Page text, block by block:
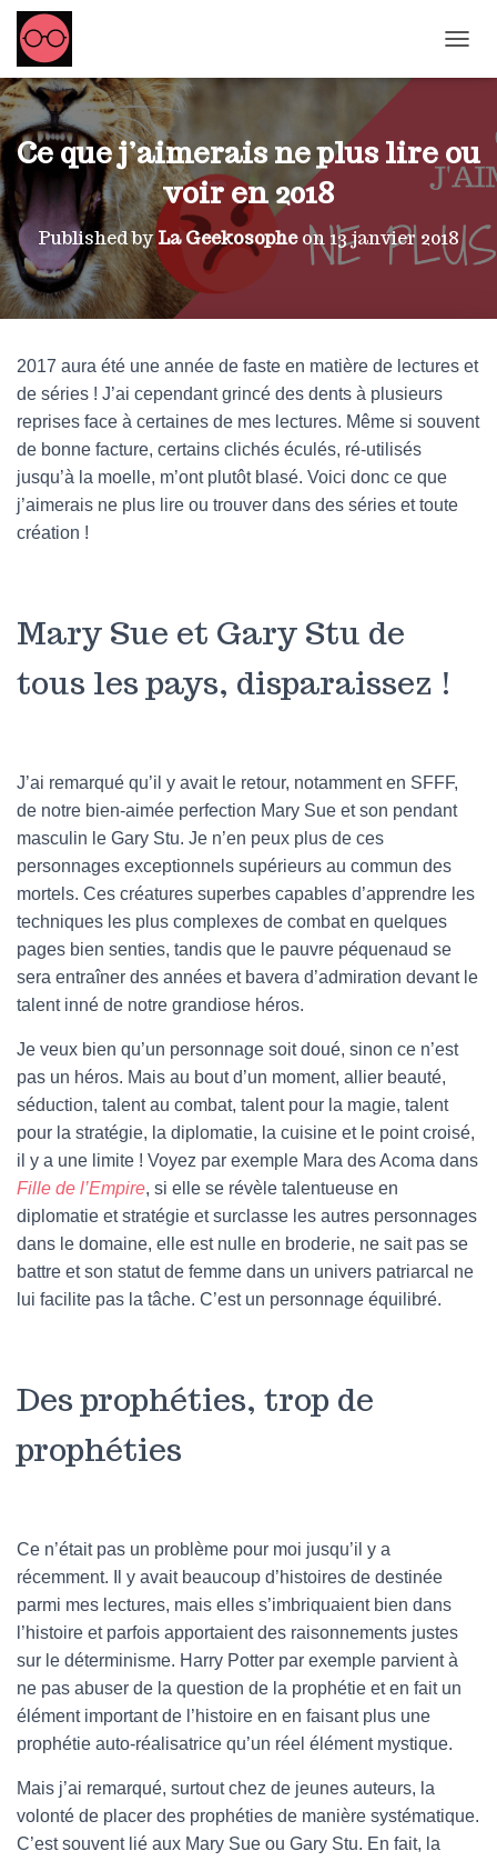
Ce que j’aimerais ne plus lire ou
voir en 2018
Published byLa Geekosopheon13 janvier 2018
2017 aura été une année de faste en matière de lectures et
de séries ! J’ai cependant grincé des dents à plusieurs
reprises face à certaines de mes lectures. Même si souvent
de bonne facture, certains clichés éculés, ré-utilisés
jusqu’à la moelle, m’ont plutôt blasé. Voici donc ce que
j’aimerais ne plus lire ou trouver dans des séries et toute
création !
Mary Sue et Gary Stu de
tous les pays, disparaissez !
J’ai remarqué qu’il y avait le retour, notamment en SFFF,
de notre bien-aimée perfection Mary Sue et son pendant
masculin le Gary Stu. Je n’en peux plus de ces
personnages exceptionnels supérieurs au commun des
mortels. Ces créatures superbes capables d’apprendre les
techniques les plus complexes de combat en quelques
pages bien senties, tandis que le pauvre péquenaud se
sera entraîner des années et bavera d’admiration devant le
talent inné de notre grandiose héros.
Je veux bien qu’un personnage soit doué, sinon ce n’est
pas un héros. Mais au bout d’un moment, allier beauté,
séduction, talent au combat, talent pour la magie, talent
pour la stratégie, la diplomatie, la cuisine et le point croisé,
il y a une limite ! Voyez par exemple Mara des Acoma dans
Fille de l’Empire, si elle se révèle talentueuse en
diplomatie et stratégie et surclasse les autres personnages
dans le domaine, elle est nulle en broderie, ne sait pas se
battre et son statut de femme dans un univers patriarcal ne
lui facilite pas la tâche. C’est un personnage équilibré.
Des prophéties, trop de
prophéties
Ce n’était pas un problème pour moi jusqu’il y a
récemment. Il y avait beaucoup d’histoires de destinée
parmi mes lectures, mais elles s’imbriquaient bien dans
l’histoire et parfois apportaient des raisonnements justes
sur le déterminisme. Harry Potter par exemple parvient à
ne pas abuser de la question de la prophétie et en fait un
élément important de l’histoire en en faisant plus une
prophétie auto-réalisatrice qu’un réel élément mystique.
Mais j’ai remarqué, surtout chez de jeunes auteurs, la
volonté de placer des prophéties de manière systématique.
C’est souvent lié aux Mary Sue ou Gary Stu. En fait, la